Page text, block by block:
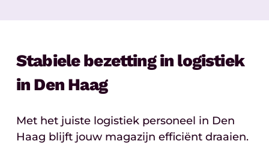
Stabiele bezetting in logistiek
in Den Haag
Met het juiste logistiek personeel in Den
Haag blijft jouw magazijn efficiënt draaien.